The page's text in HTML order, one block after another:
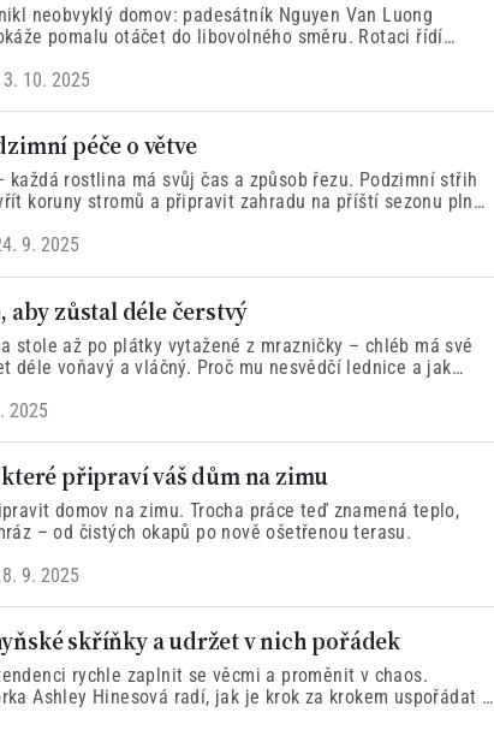
neobvyklý domov: padesátník Nguyen Van Luong
pomalu otáčet do libovolného směru. Rotaci řídí
3. 10. 2025
péče o větve
každá rostlina má svůj čas a způsob řezu. Podzimní střih
koruny stromů a připravit zahradu na příští sezonu plnou
9. 2025
aby zůstal déle čerstvý
stole až po plátky vytažené z mrazničky – chléb má své
déle voňavý a vláčný. Proč mu nesvědčí lednice a jak
2025
připraví váš dům na zimu
domov na zimu. Trocha práce teď znamená teplo,
– od čistých okapů po nově ošetřenou terasu.
9. 2025
skříňky a udržet v nich pořádek
rychle zaplnit se věcmi a proměnit v chaos.
Ashley Hinesová radí, jak je krok za krokem uspořádat a